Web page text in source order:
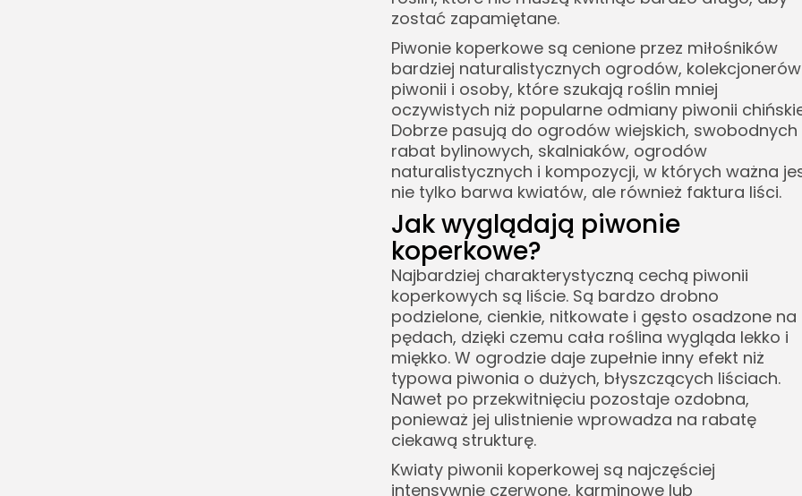
zostać zapamiętane.
Piwonie koperkowe są cenione przez miłośników
bardziej naturalistycznych ogrodów, kolekcjonerów
piwonii i osoby, które szukają roślin mniej
oczywistych niż popularne odmiany piwonii
Dobrze pasują do ogrodów wiejskich, swobodnych
rabat bylinowych, skalniaków, ogrodów
naturalistycznych i kompozycji, w których ważna
nie tylko barwa kwiatów, ale również faktura liści.
Jak wyglądają piwonie
koperkowe?
Najbardziej charakterystyczną cechą piwonii
koperkowych są liście. Są bardzo drobno
podzielone, cienkie, nitkowate i gęsto osadzone na
pędach, dzięki czemu cała roślina wygląda lekko i
miękko. W ogrodzie daje zupełnie inny efekt niż
typowa piwonia o dużych, błyszczących liściach.
Nawet po przekwitnięciu pozostaje ozdobna,
ponieważ jej ulistnienie wprowadza na rabatę
ciekawą strukturę.
Kwiaty piwonii koperkowej są najczęściej
intensywnie czerwone, karminowe lub